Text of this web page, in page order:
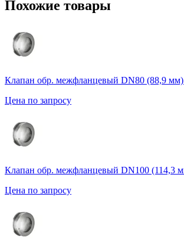
Похожие товары
Клапан обр. межфланцевый DN80 (88,9
Цена по запросу
Клапан обр. межфланцевый DN100 (114,3
Цена по запросу